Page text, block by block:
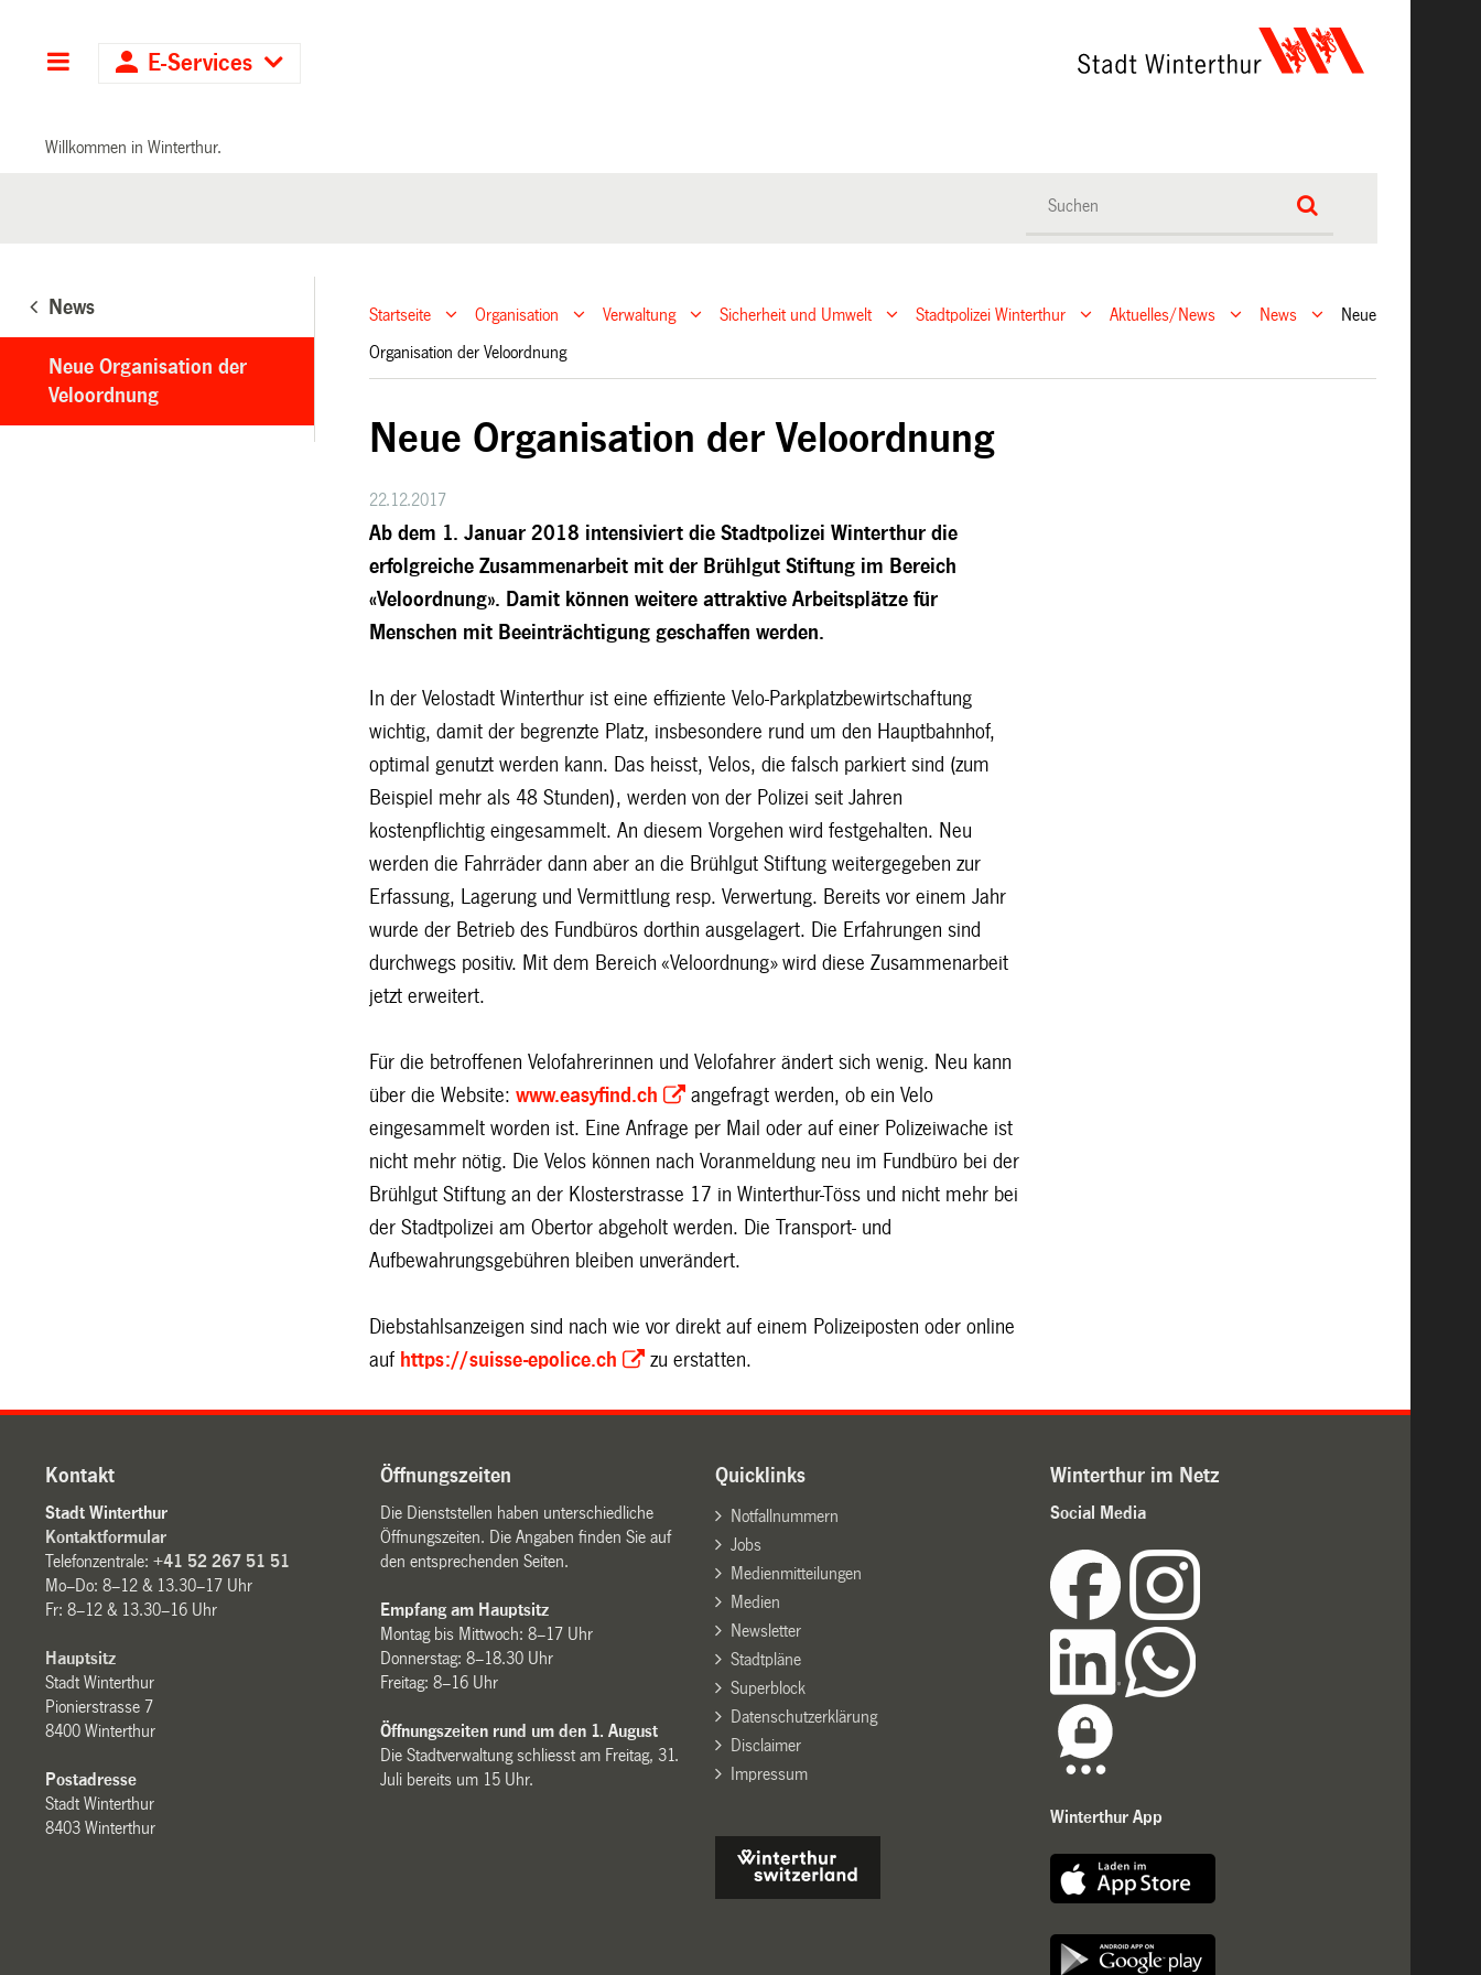
Hauptnavigation
E-Services
Willkommen in Winterthur.
News
Neue Organisation der
Veloordnung
Startseite Organisation Verwaltung Sicherheit und Umwelt Stadtpolizei Winterthur Aktuelles/News News
Neue
Organisation der Veloordnung
Neue Organisation der Veloordnung
22.12.2017
Ab dem 1. Januar 2018 intensiviert die Stadtpolizei Winterthur die
erfolgreiche Zusammenarbeit mit der Brühlgut Stiftung im Bereich
«Veloordnung». Damit können weitere attraktive Arbeitsplätze für
Menschen mit Beeinträchtigung geschaffen werden.
In der Velostadt Winterthur ist eine effiziente Velo-Parkplatzbewirtschaftung
wichtig, damit der begrenzte Platz, insbesondere rund um den Hauptbahnhof,
optimal genutzt werden kann. Das heisst, Velos, die falsch parkiert sind (zum
Beispiel mehr als 48 Stunden), werden von der Polizei seit Jahren
kostenpflichtig eingesammelt. An diesem Vorgehen wird festgehalten. Neu
werden die Fahrräder dann aber an die Brühlgut Stiftung weitergegeben zur
Erfassung, Lagerung und Vermittlung resp. Verwertung. Bereits vor einem Jahr
wurde der Betrieb des Fundbüros dorthin ausgelagert. Die Erfahrungen sind
durchwegs positiv. Mit dem Bereich «Veloordnung» wird diese Zusammenarbeit
jetzt erweitert.
Für die betroffenen Velofahrerinnen und Velofahrer ändert sich wenig. Neu kann
über die Website:www.easyfind.ch
angefragt werden, ob ein Velo
eingesammelt worden ist. Eine Anfrage per Mail oder auf einer Polizeiwache ist
nicht mehr nötig. Die Velos können nach Voranmeldung neu im Fundbüro bei der
Brühlgut Stiftung an der Klosterstrasse 17 in Winterthur-Töss und nicht mehr bei
der Stadtpolizei am Obertor abgeholt werden. Die Transport- und
Aufbewahrungsgebühren bleiben unverändert.
Diebstahlsanzeigen sind nach wie vor direkt auf einem Polizeiposten oder online
auf https://suisse-epolice.ch zu erstatten.
Kontakt
Stadt Winterthur
Kontaktformular
Telefonzentrale:+41 52 267 51 51
Mo–Do: 8–12 & 13.30–17 Uhr
Fr: 8–12 & 13.30–16 Uhr
Hauptsitz
Stadt Winterthur
Pionierstrasse 7
8400 Winterthur
Postadresse
Stadt Winterthur
8403 Winterthur
Öffnungszeiten
Die Dienststellen haben unterschiedliche
Öffnungszeiten. Die Angaben finden Sie auf
den entsprechenden Seiten.
Empfang am Hauptsitz
Montag bis Mittwoch: 8–17 Uhr
Donnerstag: 8–18.30 Uhr
Freitag: 8–16 Uhr
Öffnungszeiten rund um den 1. August
Die Stadtverwaltung schliesst am Freitag, 31.
Juli bereits um 15 Uhr.
Quicklinks
Notfallnummern
Jobs
Medienmitteilungen
Medien
Newsletter
Stadtpläne
Superblock
Datenschutzerklärung
Disclaimer
Impressum
Winterthur im Netz
Social Media
Winterthur App